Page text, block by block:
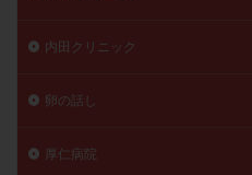
内田クリニック
卵の話し
厚仁病院